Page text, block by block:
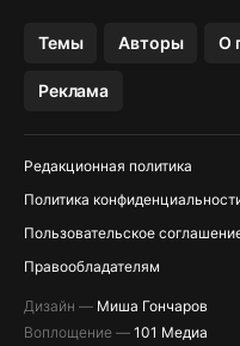
Темы Авторы О
Реклама
Редакционная политика
Политика
Пользовательское
Правообладателям
Дизайн — Миша Гончаров
Воплощение — 101 Медиа